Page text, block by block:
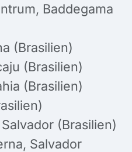
Baddegama
(Brasilien)
(Brasilien)
(Brasilien)
(Brasilien)
Salvador